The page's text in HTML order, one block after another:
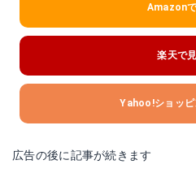
Amazon
楽天で
Yahoo!ショッピ
広告の後に記事が続きます